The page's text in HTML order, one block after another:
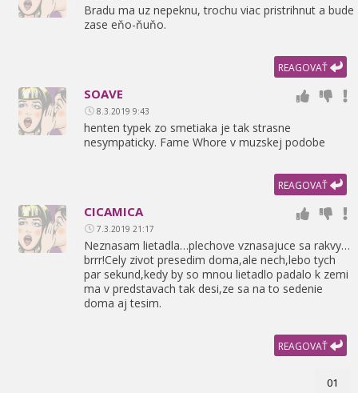
Bradu ma uz nepeknu, trochu viac pristrihnut a bude
zase eňo-ňuňo.
REAGOVAŤ
SOAVE
8.3.2019 9:43
henten typek zo smetiaka je tak strasne
nesympaticky. Fame Whore v muzskej podobe
REAGOVAŤ
CICAMICA
7.3.2019 21:17
Neznasam lietadla…plechove vznasajuce sa rakvy…
brrr!Cely zivot presedim doma,ale nech,lebo tych
par sekund,kedy by so mnou lietadlo padalo k zemi
ma v predstavach tak desi,ze sa na to sedenie
doma aj tesim.
REAGOVAŤ
01